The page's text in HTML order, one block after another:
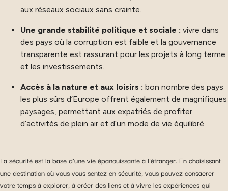
aux réseaux sociaux sans crainte.
Une grande stabilité politique et sociale : vivre dans
des pays où la corruption est faible et la gouvernance
transparente est rassurant pour les projets à long terme
et les investissements.
Accès à la nature et aux loisirs : bon nombre des pays
les plus sûrs d’Europe offrent également de magnifiques
paysages, permettant aux expatriés de profiter
d’activités de plein air et d’un mode de vie équilibré.
La sécurité est la base d’une vie épanouissante à l’étranger. En choisissant
une destination où vous vous sentez en sécurité, vous pouvez consacrer
votre temps à explorer, à créer des liens et à vivre les expériences qui